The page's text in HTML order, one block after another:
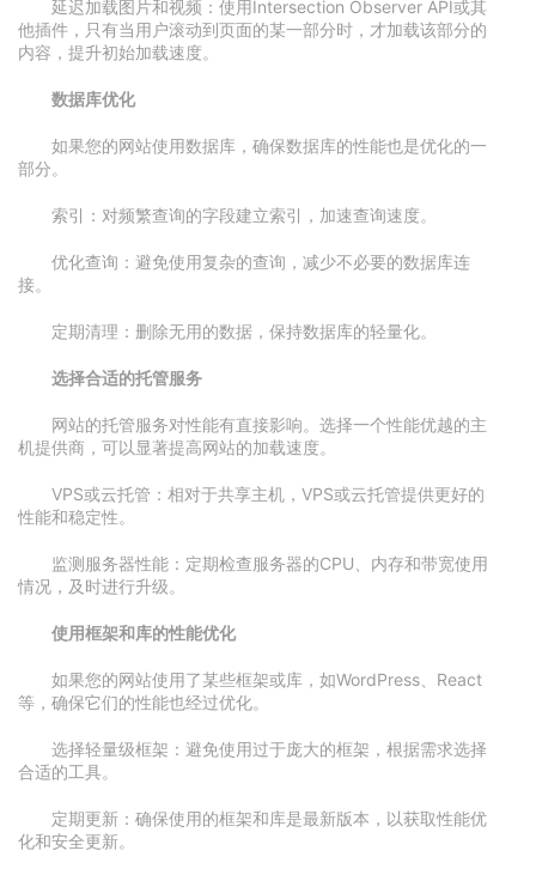
延迟加载图片和视频：使用Intersection Observer API或其
他插件，只有当用户滚动到页面的某一部分时，才加载该部分的
内容，提升初始加载速度。
数据库优化
如果您的网站使用数据库，确保数据库的性能也是优化的一
部分。
索引：对频繁查询的字段建立索引，加速查询速度。
优化查询：避免使用复杂的查询，减少不必要的数据库连
接。
定期清理：删除无用的数据，保持数据库的轻量化。
选择合适的托管服务
网站的托管服务对性能有直接影响。选择一个性能优越的主
机提供商，可以显著提高网站的加载速度。
VPS或云托管：相对于共享主机，VPS或云托管提供更好的
性能和稳定性。
监测服务器性能：定期检查服务器的CPU、内存和带宽使用
情况，及时进行升级。
使用框架和库的性能优化
如果您的网站使用了某些框架或库，如WordPress、React
等，确保它们的性能也经过优化。
选择轻量级框架：避免使用过于庞大的框架，根据需求选择
合适的工具。
定期更新：确保使用的框架和库是最新版本，以获取性能优
化和安全更新。